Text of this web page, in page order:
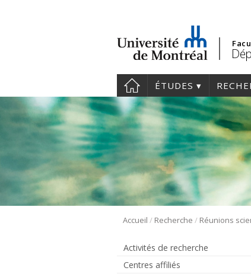
ÉTUDES
Accueil / Recherche /
Activités de recherche
Centres affiliés